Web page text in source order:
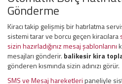
Gönderme
Kiracı takip gelişmiş bir hatırlatma
sistemi tarar ve borcu geçen kiracılara
sizin hazırladığınız mesaj şablonlarını
mesajları gönderir. balikesir kira
gönderen kısmında sizin adınızı görür.
SMS ve Mesaj hareketleripaneliyle